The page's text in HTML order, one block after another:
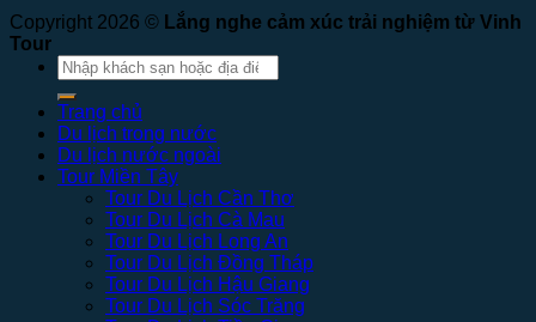
Copyright 2026 © Lắng nghe cảm xúc trải nghiệm từ Vinh
Tour
Tìm
kiếm:
Trang chủ
Du lịch trong nước
Du lịch nước ngoài
Tour Miền Tây
Tour Du Lịch Cần Thơ
Tour Du Lịch Cà Mau
Tour Du Lịch Long An
Tour Du Lịch Đồng Tháp
Tour Du Lịch Hậu Giang
Tour Du Lịch Sóc Trăng